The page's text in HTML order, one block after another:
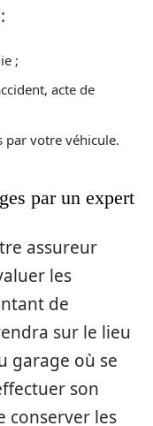
;
acte de
par votre véhicule.
par un expert
assureur
les
de
sur le lieu
garage où se
son
conserver les